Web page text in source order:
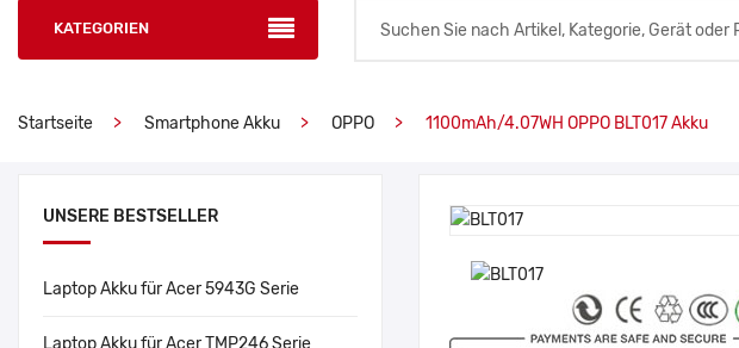
KATEGORIEN
Startseite Smartphone Akku OPPO 1100mAh/4.07WH OPPO BLT017 Akku
UNSERE BESTSELLER
Laptop Akku für Acer 5943G Serie
Laptop Akku für Acer TMP246 Serie